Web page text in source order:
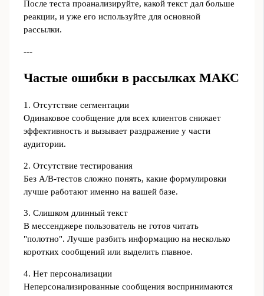
После теста проанализируйте, какой текст дал больше
реакции, и уже его используйте для основной
рассылки.
---
Частые ошибки в рассылках МАКС
1. Отсутствие сегментации
Одинаковое сообщение для всех клиентов снижает
эффективность и вызывает раздражение у части
аудитории.
2. Отсутствие тестирования
Без A/B‑тестов сложно понять, какие формулировки
лучше работают именно на вашей базе.
3. Слишком длинный текст
В мессенджере пользователь не готов читать
"полотно". Лучше разбить информацию на несколько
коротких сообщений или выделить главное.
4. Нет персонализации
Неперсонализированные сообщения воспринимаются